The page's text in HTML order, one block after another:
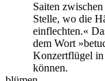
Saiten
Stelle, wo die
einflechten.«
dem Wort
Konzertflügel in
können.